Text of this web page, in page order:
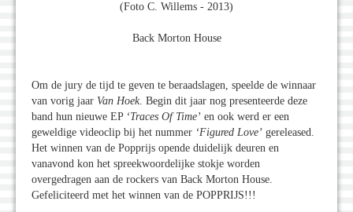
(Foto C. Willems - 2013)
Back Morton House
Om de jury de tijd te geven te beraadslagen, speelde de winnaar
van vorig jaar Van Hoek. Begin dit jaar nog presenteerde deze
band hun nieuwe EP ‘Traces Of Time’ en ook werd er een
geweldige videoclip bij het nummer ‘Figured Love’ gereleased.
Het winnen van de Popprijs opende duidelijk deuren en
vanavond kon het spreekwoordelijke stokje worden
overgedragen aan de rockers van Back Morton House.
Gefeliciteerd met het winnen van de POPPRIJS!!!